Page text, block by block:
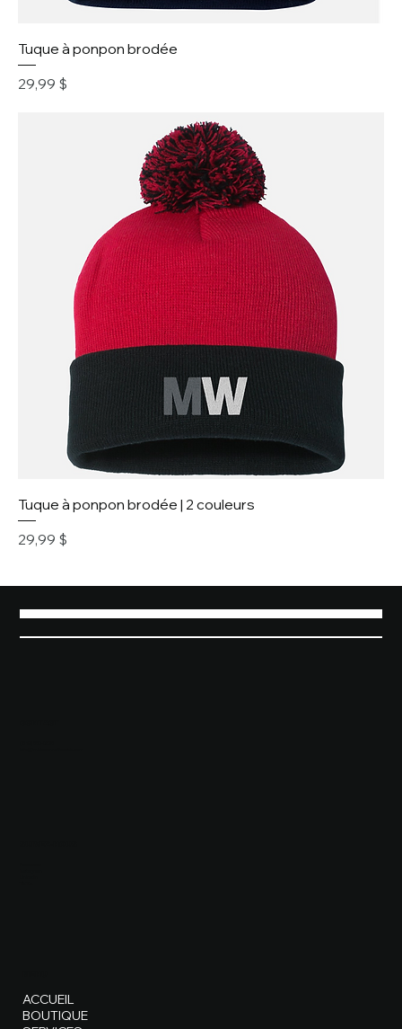
Tuque à ponpon brodée
Prix
29,99 $
Tuque à ponpon brodée | 2 couleurs
Prix
29,99 $
ACCUEIL
BOUTIQUE